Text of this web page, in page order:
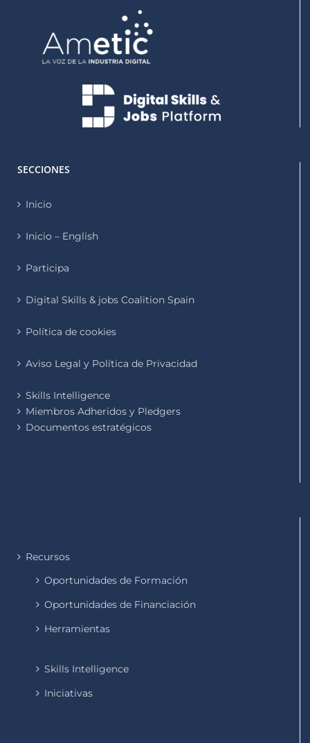
SECCIONES
Inicio
Inicio – English
Participa
Digital Skills & jobs Coalition Spain
Política de cookies
Aviso Legal y Política de Privacidad
Skills Intelligence
Miembros Adheridos y Pledgers
Documentos estratégicos
Recursos
Oportunidades de Formación
Oportunidades de Financiación
Herramientas
Skills Intelligence
Iniciativas